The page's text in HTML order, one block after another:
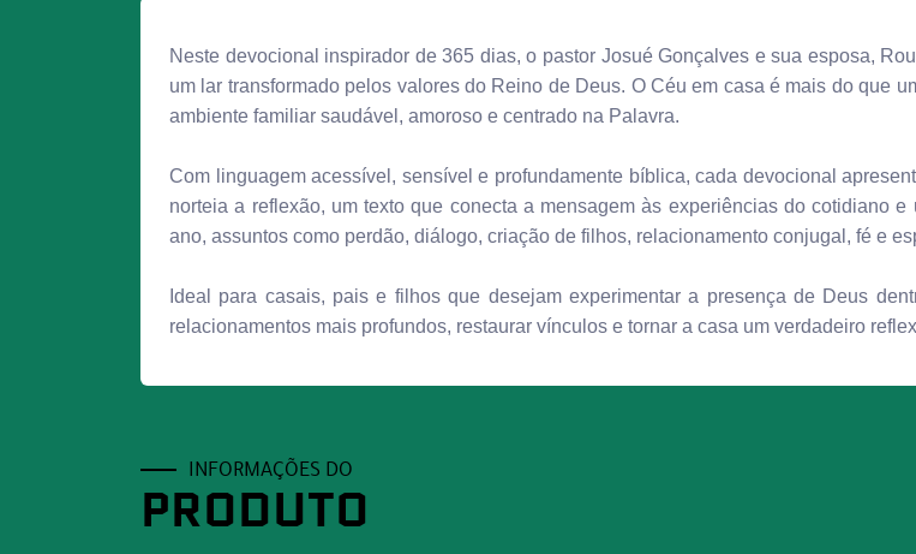
Neste devocional inspirador de 365 dias, o pastor Josué Gonçalves e sua esposa,
um lar transformado pelos valores do Reino de Deus. O Céu em casa é mais do que
ambiente familiar saudável, amoroso e centrado na Palavra.
Com linguagem acessível, sensível e profundamente bíblica, cada devocional
norteia a reflexão, um texto que conecta a mensagem às experiências do cotidiano
ano, assuntos como perdão, diálogo, criação de filhos, relacionamento conjugal, fé e
Ideal para casais, pais e filhos que desejam experimentar a presença de Deus
relacionamentos mais profundos, restaurar vínculos e tornar a casa um verdadeiro
INFORMAÇÕES DO
PRODUTO